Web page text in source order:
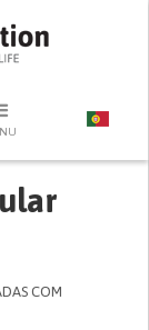
COM